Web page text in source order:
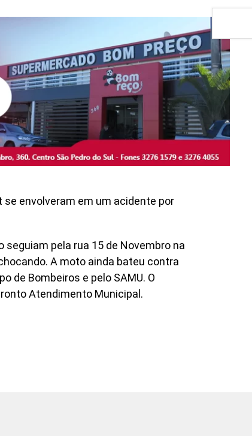
envolveram em um acidente por
pela rua 15 de Novembro na
A moto ainda bateu contra
de Bombeiros e pelo SAMU. O
Atendimento Municipal.